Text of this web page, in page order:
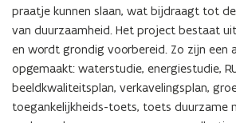
praatje kunnen slaan, wat bijdraagt tot
van duurzaamheid. Het project bestaat
en wordt grondig voorbereid. Zo zijn een
opgemaakt: waterstudie, energiestudie,
beeldkwaliteitsplan, verkavelingsplan,
toegankelijkheids-toets, toets duurzame